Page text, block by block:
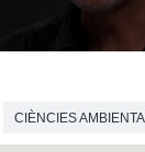
CIÈNCIES